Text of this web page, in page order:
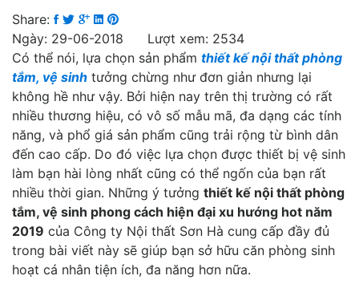
Share:
Ngày: 29-06-2018 Lượt xem: 2534
Có thể nói, lựa chọn sản phẩm thiết kế nội thất phòng
tắm, vệ sinh tưởng chừng như đơn giản nhưng lại
không hề như vậy. Bởi hiện nay trên thị trường có rất
nhiều thương hiệu, có vô số mẫu mã, đa dạng các tính
năng, và phổ giá sản phẩm cũng trải rộng từ bình dân
đến cao cấp. Do đó việc lựa chọn được thiết bị vệ sinh
làm bạn hài lòng nhất cũng có thể ngốn của bạn rất
nhiều thời gian. Những ý tưởng thiết kế nội thất phòng
tắm, vệ sinh phong cách hiện đại xu hướng hot năm
2019 của Công ty Nội thất Sơn Hà cung cấp đầy đủ
trong bài viết này sẽ giúp bạn sở hữu căn phòng sinh
hoạt cá nhân tiện ích, đa năng hơn nữa.